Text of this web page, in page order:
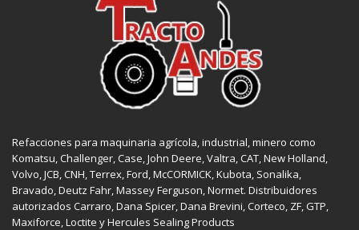
Refacciones para maquinaria agrícola, industrial, minero como
Komatsu, Challenger, Case John Deere , Valtra, CAT New Holland
Volvo, JCB CNH , Terrex, Ford , McCORMICK, Kubota , Sonalika,
Bravado, Deutz Fahr, Massey Ferguson Normet. Distribuidores
autorizados Carraro Dana Spicer , Dana Brevini, Corteco ZF GTP
Maxiforce, Loctite y Hercules Sealing Products